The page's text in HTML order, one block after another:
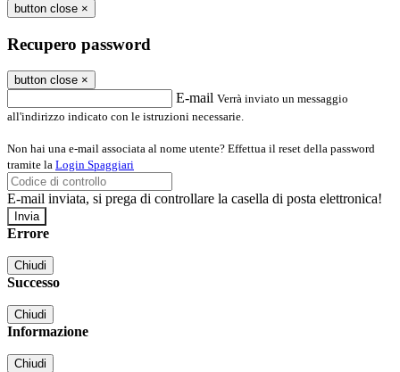
button close ×
Recupero password
button close ×
E-mail Verrà inviato un messaggio
all'indirizzo indicato con le istruzioni necessarie.
Non hai una e-mail associata al nome utente? Effettua il reset della password
tramite la Login Spaggiari
E-mail inviata, si prega di controllare la casella di posta elettronica!
Errore
Chiudi
Successo
Chiudi
Informazione
Chiudi